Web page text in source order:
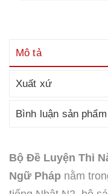
Mô tả
Xuất xứ
Bình luận sản phẩm
Bộ Đề Luyện Thi
Ngữ Pháp nằm